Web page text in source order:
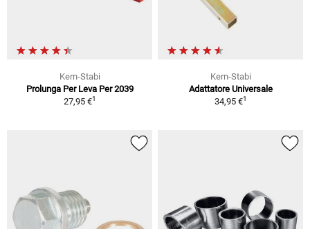
Kern-Stabi
Prolunga Per Leva Per 2039
27,95 €1
Kern-Stabi
Adattatore Universale
34,95 €1